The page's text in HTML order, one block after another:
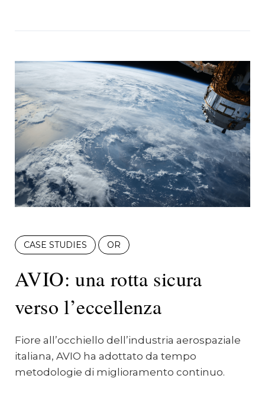
CASE STUDIES OR
AVIO: una rotta sicura
verso l’eccellenza
Fiore all’occhiello dell’industria aerospaziale
italiana, AVIO ha adottato da tempo
metodologie di miglioramento continuo.